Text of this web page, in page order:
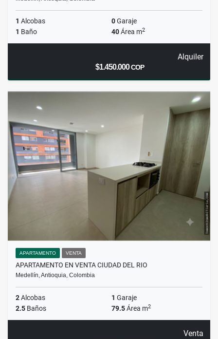
1 Alcobas 0Garaje
1 Baño 40Área m2
Alquiler
$1.450.000COP
APARTAMENTO VENTA
APARTAMENTO EN VENTA CIUDAD DEL RIO
Medellín, Antioquia, Colombia
2Alcobas 1 Garaje
2.5 Baños 79.5Área m2
Venta